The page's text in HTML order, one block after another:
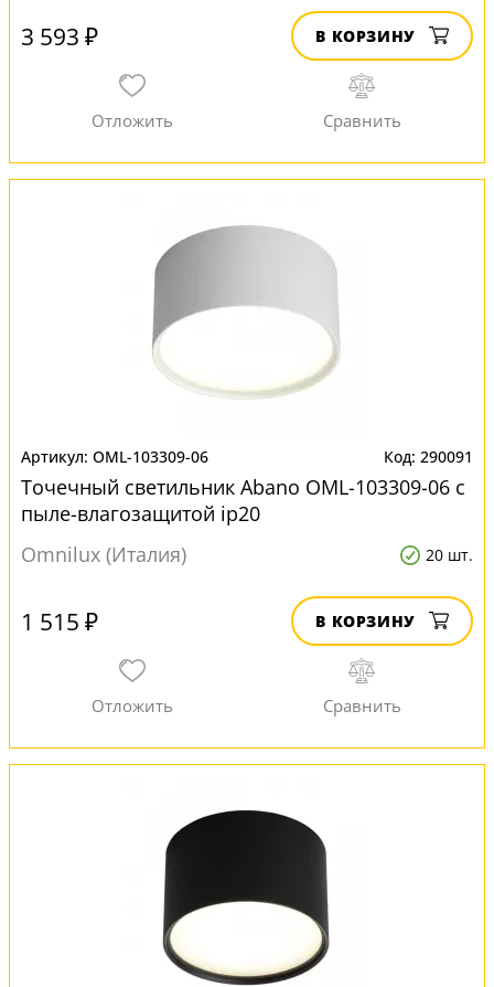
3 593 ₽ В КОРЗИНУ
OML-103309-06 290091
Точечный светильник Abano OML-103309-06 с
пыле-влагозащитой ip20
Omnilux (Италия)
20 шт.
1 515 ₽ В КОРЗИНУ